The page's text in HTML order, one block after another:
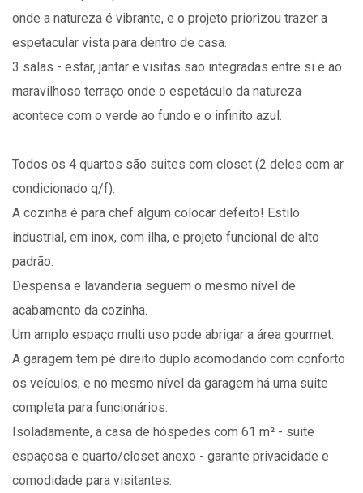
onde a natureza é vibrante, e o projeto priorizou trazer a
espetacular vista para dentro de casa.
3 salas - estar, jantar e visitas sao integradas entre si e ao
maravilhoso terraço onde o espetáculo da natureza
acontece com o verde ao fundo e o infinito azul.
Todos os 4 quartos são suites com closet (2 deles com ar
condicionado q/f).
A cozinha é para chef algum colocar defeito! Estilo
industrial, em inox, com ilha, e projeto funcional de alto
padrão.
Despensa e lavanderia seguem o mesmo nível de
acabamento da cozinha.
Um amplo espaço multi uso pode abrigar a área gourmet.
A garagem tem pé direito duplo acomodando com conforto
os veículos; e no mesmo nível da garagem há uma suite
completa para funcionários.
Isoladamente, a casa de hóspedes com 61 m² - suite
espaçosa e quarto/closet anexo - garante privacidade e
comodidade para visitantes.